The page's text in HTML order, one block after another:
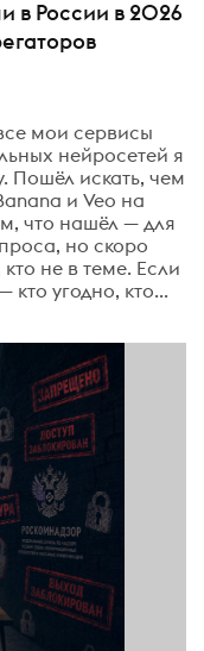
в России в 2026
мои сервисы
нейросетей я
Пошёл искать, чем
и Veo на
что нашёл — для
но скоро
не в теме. Если
угодно, кто...